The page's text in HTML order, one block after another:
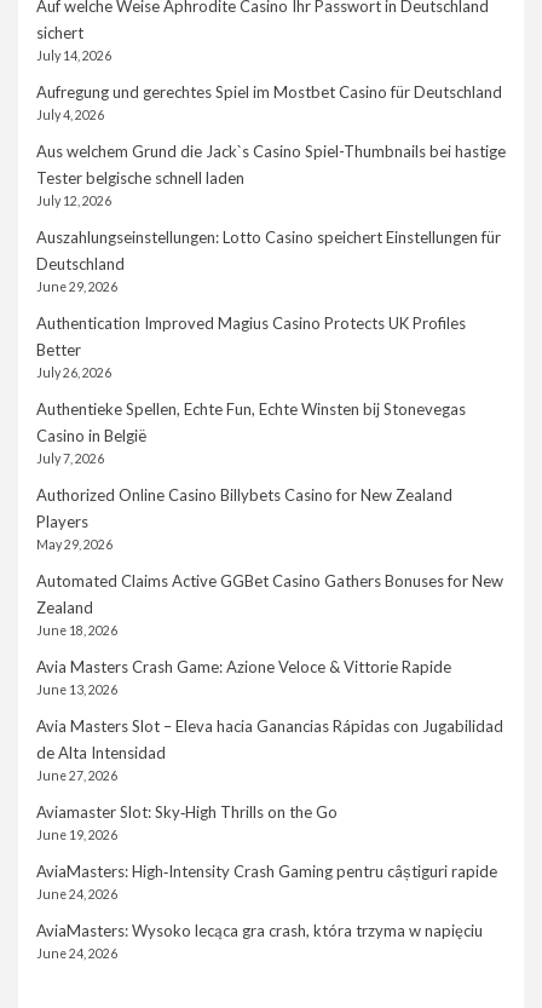
Auf welche Weise Aphrodite Casino Ihr Passwort in Deutschland
sichert
July 14, 2026
Aufregung und gerechtes Spiel im Mostbet Casino für Deutschland
July 4, 2026
Aus welchem Grund die Jack`s Casino Spiel-Thumbnails bei hastige
Tester belgische schnell laden
July 12, 2026
Auszahlungseinstellungen: Lotto Casino speichert Einstellungen für
Deutschland
June 29, 2026
Authentication Improved Magius Casino Protects UK Profiles
Better
July 26, 2026
Authentieke Spellen, Echte Fun, Echte Winsten bij Stonevegas
Casino in België
July 7, 2026
Authorized Online Casino Billybets Casino for New Zealand
Players
May 29, 2026
Automated Claims Active GGBet Casino Gathers Bonuses for New
Zealand
June 18, 2026
Avia Masters Crash Game: Azione Veloce & Vittorie Rapide
June 13, 2026
Avia Masters Slot – Eleva hacia Ganancias Rápidas con Jugabilidad
de Alta Intensidad
June 27, 2026
Aviamaster Slot: Sky‑High Thrills on the Go
June 19, 2026
AviaMasters: High‑Intensity Crash Gaming pentru câștiguri rapide
June 24, 2026
AviaMasters: Wysoko lecąca gra crash, która trzyma w napięciu
June 24, 2026